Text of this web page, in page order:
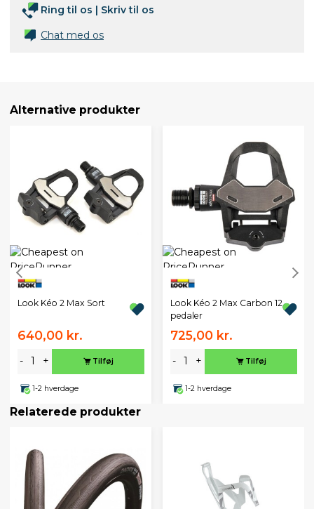
Ring til os | Skriv til os
Chat med os
Alternative produkter
Look Kéo 2 Max Sort
640,00 kr.
- + Tilføj
1-2 hverdage
Look Kéo 2 Max Carbon 12
pedaler
725,00 kr.
- + Tilføj
1-2 hverdage
Relaterede produkter